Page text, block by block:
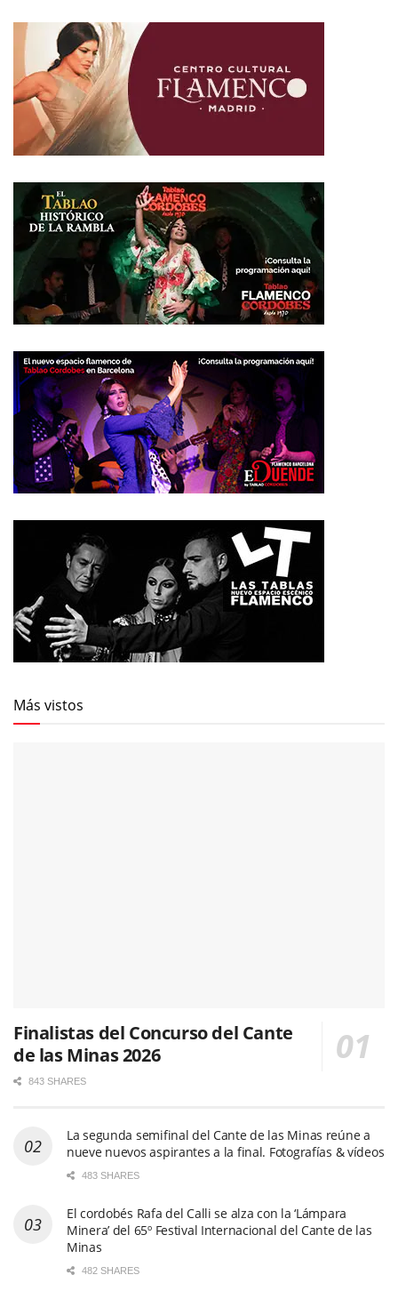
Más vistos
Finalistas del Concurso del Cante
de las Minas 2026
843 SHARES
La segunda semifinal del Cante de las Minas reúne a
nueve nuevos aspirantes a la final. Fotografías & vídeos
483 SHARES
El cordobés Rafa del Calli se alza con la ‘Lámpara
Minera’ del 65º Festival Internacional del Cante de las
Minas
482 SHARES